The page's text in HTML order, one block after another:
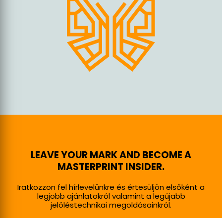
LEAVE YOUR MARK AND BECOME A
MASTERPRINT INSIDER.
Iratkozzon fel hírlevelünkre és értesüljön elsőként a
legjobb ajánlatokról valamint a legújabb
jelöléstechnikai megoldásainkról.